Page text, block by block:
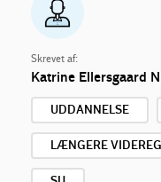
Skrevet af:
Katrine Ellersgaard
UDDANNELSE
LÆNGERE